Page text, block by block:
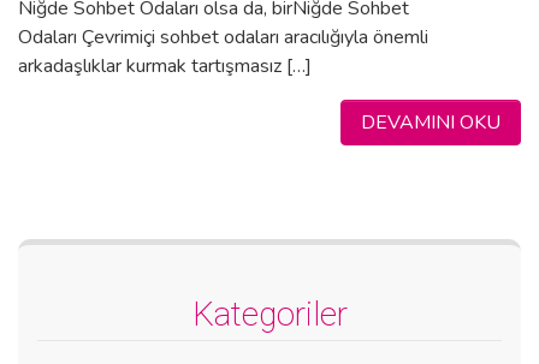
Niğde Sohbet Odaları olsa da, birNiğde Sohbet
Odaları Çevrimiçi sohbet odaları aracılığıyla önemli
arkadaşlıklar kurmak tartışmasız […]
DEVAMINI OKU
Kategoriler